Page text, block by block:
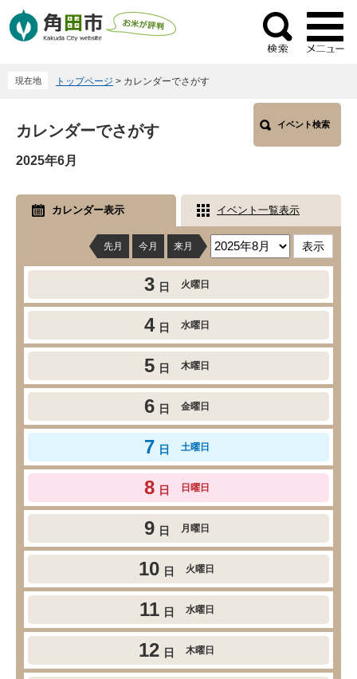
ー
ニ
検
索
現在地 トップページ > カレンダーでさがす
文
カレンダーでさがす イベント検索
2025年6月
カレンダー表示 イベント一覧表示
先月 今月 来月
3 日 火曜日
4 日 水曜日
5 日 木曜日
6 日 金曜日
7 日 土曜日
8 日 日曜日
9 日 月曜日
10 日 火曜日
11 日 水曜日
12 日 木曜日